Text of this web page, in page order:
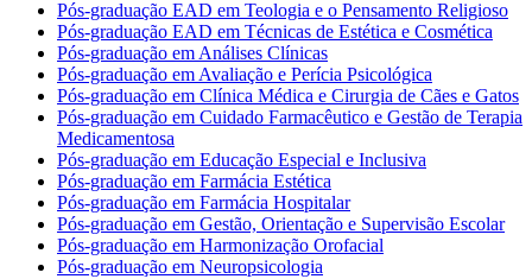
Pós-graduação EAD em Teologia e o Pensamento Religioso
Pós-graduação EAD em Técnicas de Estética e Cosmética
Pós-graduação em Análises Clínicas
Pós-graduação em Avaliação e Perícia Psicológica
Pós-graduação em Clínica Médica e Cirurgia de Cães e Gatos
Pós-graduação em Cuidado Farmacêutico e Gestão de Terapia
Medicamentosa
Pós-graduação em Educação Especial e Inclusiva
Pós-graduação em Farmácia Estética
Pós-graduação em Farmácia Hospitalar
Pós-graduação em Gestão, Orientação e Supervisão Escolar
Pós-graduação em Harmonização Orofacial
Pós-graduação em Neuropsicologia